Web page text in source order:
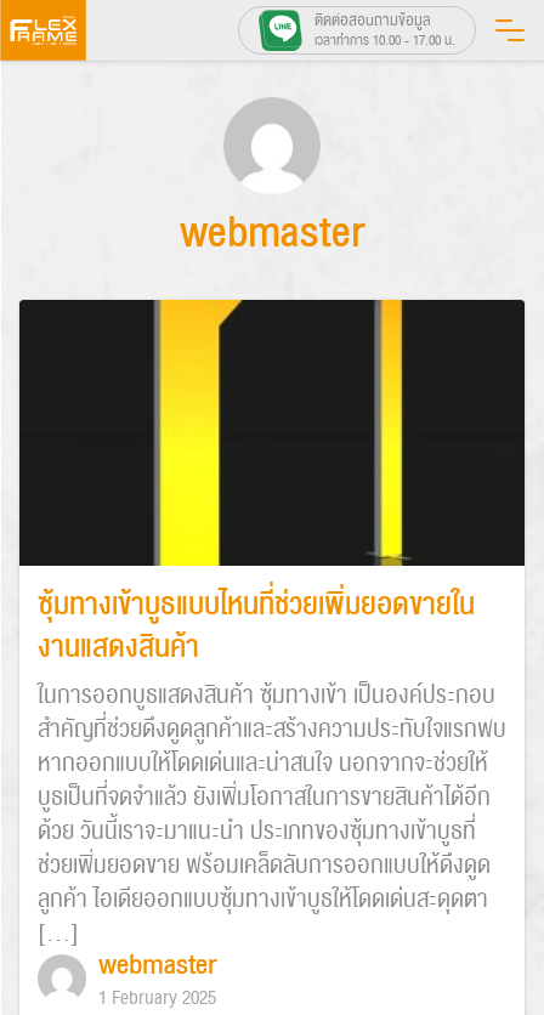
Skip
to
ติดต่อสอบถามข้อมูล
เวลาทำการ 10.00 - 17.00 น.
webmaster
ซุ้มทางเข้าบูธแบบไหนที่ช่วยเพิ่มยอดขายใน
งานแสดงสินค้า
ในการออกบูธแสดงสินค้า ซุ้มทางเข้า เป็นองค์ประกอบ
สำคัญที่ช่วยดึงดูดลูกค้าและสร้างความประทับใจแรกพบ
หากออกแบบให้โดดเด่นและน่าสนใจ นอกจากจะช่วยให้
บูธเป็นที่จดจำแล้ว ยังเพิ่มโอกาสในการขายสินค้าได้อีก
ด้วย วันนี้เราจะมาแนะนำ ประเภทของซุ้มทางเข้าบูธที่
ช่วยเพิ่มยอดขาย พร้อมเคล็ดลับการออกแบบให้ดึงดูด
ลูกค้า ไอเดียออกแบบซุ้มทางเข้าบูธให้โดดเด่นสะดุดตา
[…]
webmaster
1 February 2025